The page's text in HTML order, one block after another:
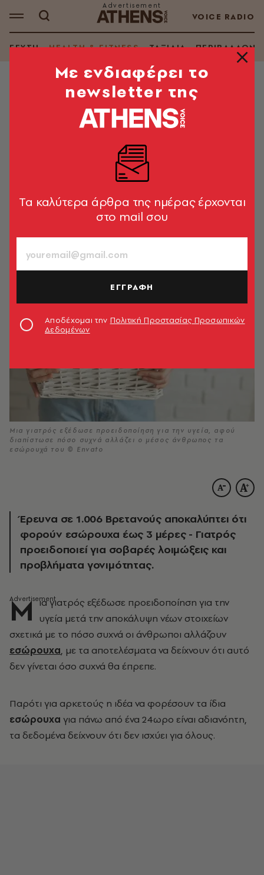
VOICE RADIO
ΓΕΥΣΗ HEALTH & FITNESS ΤΑΞΙΔΙΑ ΠΕΡΙΒΑΛΛΟΝ
HEALTH & FITNESS
Γιατρός προειδοποιεί μετά από
έρευνα για το πόσο συχνά
αλλάζουν εσώρουχα άνδρες και
Τα στοιχεία αποκαλύπτουν ανησυχητικές συνήθειες
και οι κίνδυνοι για την υγεία είναι πραγματικοί
Newsroom
13.05.2026, 18:25
Μια γιατρός εξέδωσε προειδοποίηση για την υγεία, αφού
διαπίστωσε πόσο συχνά αλλάζει ο μέσος άνθρωπος τα
εσώρουχά του © Envato
Έρευνα σε 1.006 Βρετανούς αποκαλύπτει ότι
φορούν εσώρουχα έως 3 μέρες - Γιατρός
προειδοποιεί για σοβαρές λοιμώξεις και
προβλήματα γονιμότητας.
Μ ια γιατρός εξέδωσε προειδοποίηση για την
υγεία μετά την αποκάλυψη νέων στοιχείων
σχετικά με το πόσο συχνά οι άνθρωποι αλλάζουν
εσώρουχα, με τα αποτελέσματα να δείχνουν ότι αυτό
δεν γίνεται όσο συχνά θα έπρεπε.
Παρότι για αρκετούς η ιδέα να φορέσουν τα ίδια
εσώρουχα για πάνω από ένα 24ωρο είναι αδιανόητη,
τα δεδομένα δείχνουν ότι δεν ισχύει για όλους.
Mε ενδιαφέρει το
newsletter της
Tα καλύτερα άρθρα της ημέρας έρχονται
στο mail σου
ΕΓΓΡΑΦΗ
Αποδέχομαι την Πολιτική Προστασίας Προσωπικών
Δεδομένων